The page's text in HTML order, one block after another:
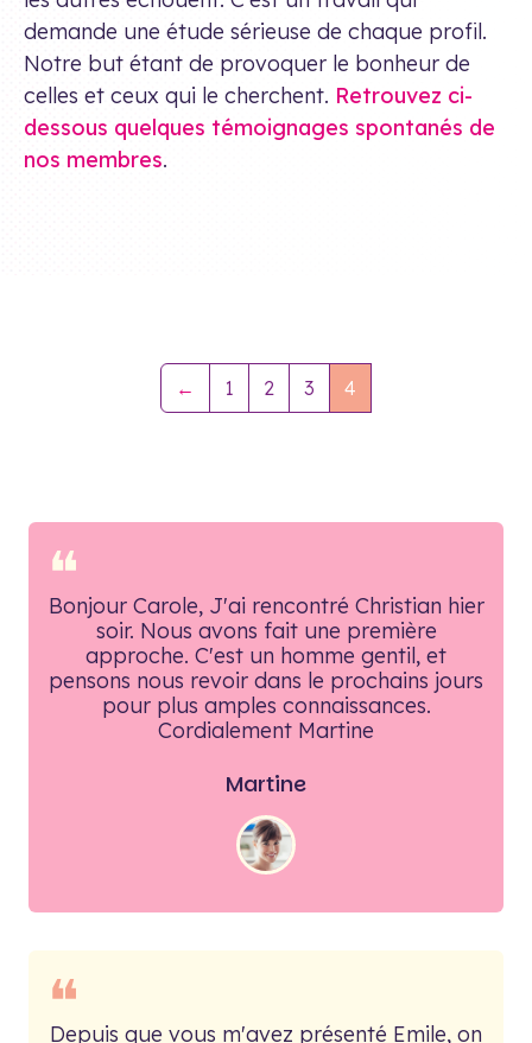
demande une étude sérieuse de chaque profil.
Notre but étant de provoquer le bonheur de
celles et ceux qui le cherchent. Retrouvez ci-
dessous quelques témoignages spontanés de
nos membres.
← 1 2 3 4
❝
Bonjour Carole, J'ai rencontré Christian hier
soir. Nous avons fait une première
approche. C'est un homme gentil, et
pensons nous revoir dans le prochains jours
pour plus amples connaissances.
Cordialement Martine
Martine
❝
Depuis que vous m'avez présenté Emile, on